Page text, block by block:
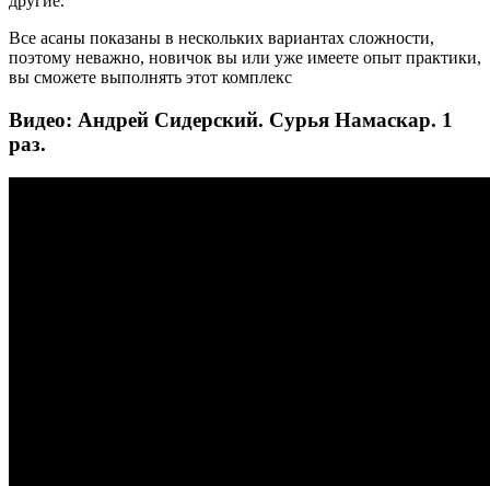
Все асаны показаны в нескольких вариантах сложности,
поэтому неважно, новичок вы или уже имеете опыт практики,
вы сможете выполнять этот комплекс
Видео: Андрей Сидерский. Сурья Намаскар. 1
раз.